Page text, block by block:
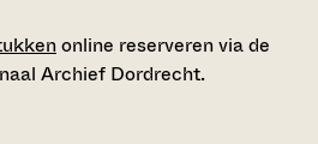
online reserveren via de
Archief Dordrecht.